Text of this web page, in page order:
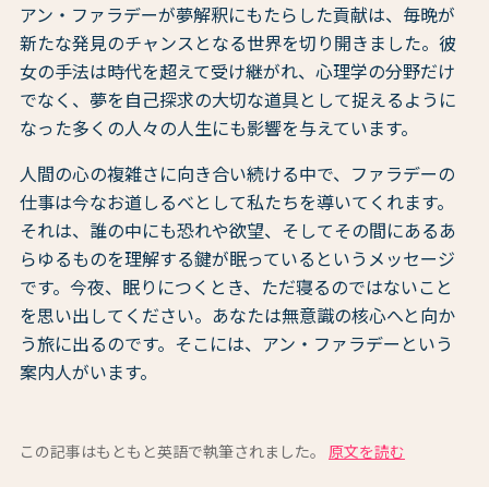
アン・ファラデーが夢解釈にもたらした貢献は、毎晩が
新たな発見のチャンスとなる世界を切り開きました。彼
女の手法は時代を超えて受け継がれ、心理学の分野だけ
でなく、夢を自己探求の大切な道具として捉えるように
なった多くの人々の人生にも影響を与えています。
人間の心の複雑さに向き合い続ける中で、ファラデーの
仕事は今なお道しるべとして私たちを導いてくれます。
それは、誰の中にも恐れや欲望、そしてその間にあるあ
らゆるものを理解する鍵が眠っているというメッセージ
です。今夜、眠りにつくとき、ただ寝るのではないこと
を思い出してください。あなたは無意識の核心へと向か
う旅に出るのです。そこには、アン・ファラデーという
案内人がいます。
この記事はもともと英語で執筆されました。 原文を読む